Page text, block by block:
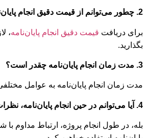
2. چطور می‌توانم از قیمت دقیق انجام پایان‌نامه خود مطلع شوم؟
برای دریافت قیمت دقیق انجام پایان‌نامه،
بگذارید.
3. مدت زمان انجام پایان‌نامه چقدر است؟
مدت زمان انجام پایان‌نامه به عوامل
4. آیا می‌توانم در حین انجام پایان‌نامه، نظرات و اصلاحات خود را اعمال کنم؟
بله، در طول انجام پروژه، ارتباط مداوم